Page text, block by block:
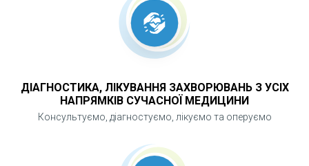
Метод дозволяє ефективно усунути камені
різної щільності та розміру з мінімальною
травматичністю. Лазерне дроблення знижує
госпіталізації та допомагає швидко відновити
функцію нирок. Своєчасне лікування запобігає
нападів ниркової коліки.
ДІАГНОСТИКА, ЛІКУВАННЯ ЗАХВОРЮВАНЬ З УСІХ
НАПРЯМКІВ СУЧАСНОЇ МЕДИЦИНИ
Консультуємо, діагностуємо, лікуємо та оперуємо